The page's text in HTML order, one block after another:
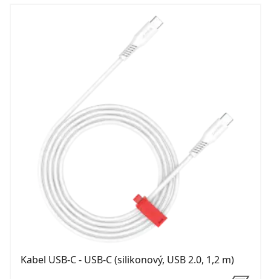
Kabel USB-C - USB-C (silikonový, USB 2.0, 1,2 m)